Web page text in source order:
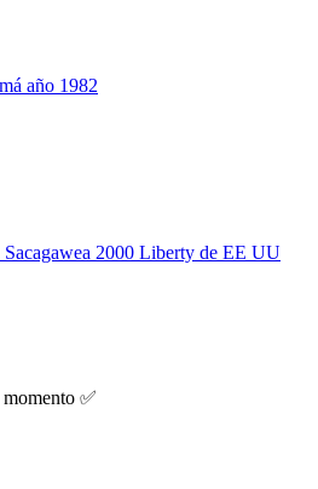
año 1982
2000 Liberty de EE UU
✅